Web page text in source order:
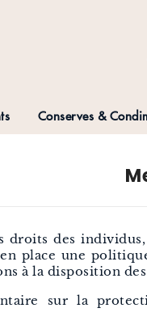
Conserves &
droits des
place une
à la disposition
sur la